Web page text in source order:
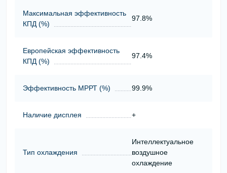
Максимальная эффективность
КПД (%)
97.8%
Европейская эффективность
КПД (%)
97.4%
Эффективность МРРТ (%) 99.9%
Наличие дисплея +
Тип охлаждения
Интеллектуальное
воздушное
охлаждение